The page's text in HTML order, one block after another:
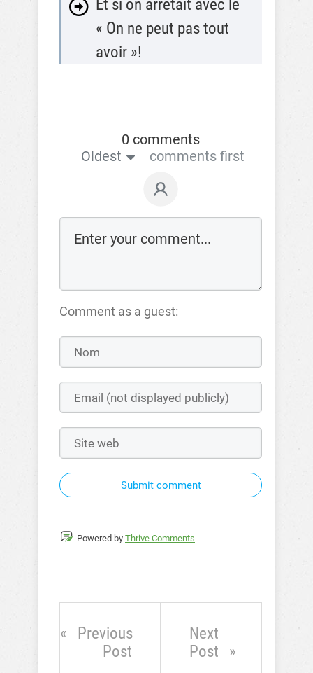
Et si on arrêtait avec le
« On ne peut pas tout
avoir »!
0 comments
Oldest
comments first
Comment as a guest:
Submit comment
Powered by Thrive Comments
Previous
Post
Next
Post